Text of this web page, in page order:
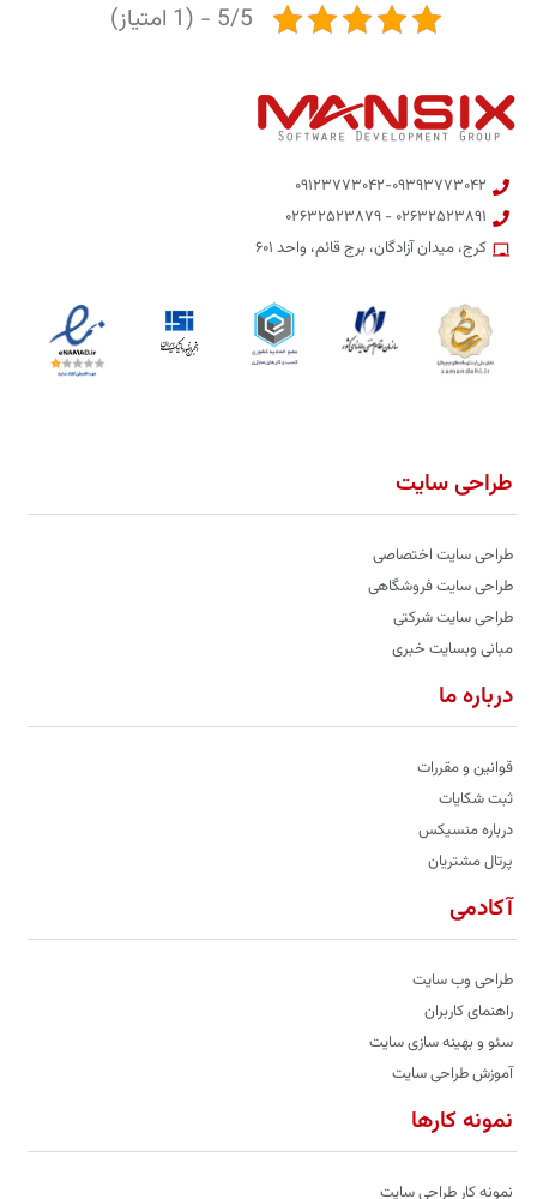
5/5 - (1 امتیاز)
۰۹۱۲۳۷۷۳۰۴۲-۰۹۳۹۳۷۷۳۰۴۲
۰۲۶۳۲۵۲۳۸۹۱ - ۰۲۶۳۲۵۲۳۸۷۹
کرج، میدان آزادگان، برج قائم، واحد ۶۰۱
طراحی سایت
طراحی سایت اختصاصی
طراحی سایت فروشگاهی
طراحی سایت شرکتی
مبانی وبسایت خبری
درباره ما
قوانین و مقررات
ثبت شکایات
درباره منسیکس
پرتال مشتریان
آکادمی
طراحی وب سایت
راهنمای کاربران
سئو و بهینه سازی سایت
آموزش طراحی سایت
نمونه کارها
نمونه کار طراحی سایت